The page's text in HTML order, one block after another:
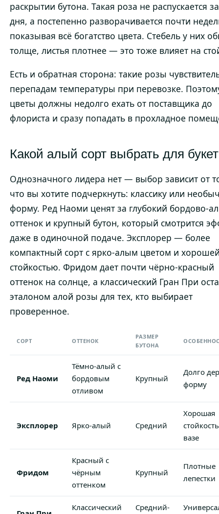
раскрытии бутона. Такая роза не распускается
дня, а постепенно разворачивается почти
показывая всё богатство цвета. Стебель у них
толще, листья плотнее — это тоже влияет на
Есть и обратная сторона: такие розы
перепадам температуры при перевозке.
цветы должны недолго ехать от поставщика до
флориста и сразу попадать в прохладное
Какой алый сорт выбрать для
Однозначного лидера нет — выбор зависит от
что вы хотите подчеркнуть: классику или
форму. Ред Наоми ценят за глубокий бордово-
оттенок и крупный бутон, который смотрится
даже в одиночной подаче. Эксплорер — более
компактный сорт с ярко-алым цветом и
стойкостью. Фридом дает почти чёрно-красный
оттенок на солнце, а классический Гран При
эталоном алой розы для тех, кто выбирает
проверенное.
СОРТ ОТТЕНОК
РАЗМЕР
БУТОНА
Ред Наоми
Тёмно-алый с
бордовым
отливом
Крупный
Долго
форму
Эксплорер Ярко-алый Средний
Хорошая
вазе
Фридом
Красный с
чёрным
оттенком
Крупный
Плотные
лепестки
Классический Средний-